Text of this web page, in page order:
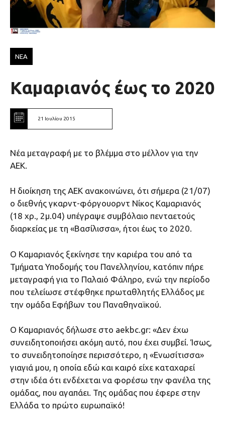
ΝΕΑ
Καμαριανός έως το 2020
21 Ιουλίου 2015
Νέα μεταγραφή με το βλέμμα στο μέλλον για την
ΑΕΚ.
Η διοίκηση της ΑΕΚ ανακοινώνει, ότι σήμερα (21/07)
ο διεθνής γκαρντ-φόργουορντ Νίκος Καμαριανός
(18 χρ., 2μ.04) υπέγραψε συμβόλαιο πενταετούς
διαρκείας με τη «Βασίλισσα», ήτοι έως το 2020.
Ο Καμαριανός ξεκίνησε την καριέρα του από τα
Τμήματα Υποδομής του Πανελληνίου, κατόπιν πήρε
μεταγραφή για το Παλαιό Φάληρο, ενώ την περίοδο
που τελείωσε στέφθηκε πρωταθλητής Ελλάδος με
την ομάδα Εφήβων του Παναθηναϊκού.
Ο Καμαριανός δήλωσε στο aekbc.gr: «Δεν έχω
συνειδητοποιήσει ακόμη αυτό, που έχει συμβεί. Ίσως,
το συνειδητοποίησε περισσότερο, η «Ενωσίτισσα»
γιαγιά μου, η οποία εδώ και καιρό είχε καταχαρεί
στην ιδέα ότι ενδέχεται να φορέσω την φανέλα της
ομάδας, που αγαπάει. Της ομάδας που έφερε στην
Ελλάδα το πρώτο ευρωπαϊκό!